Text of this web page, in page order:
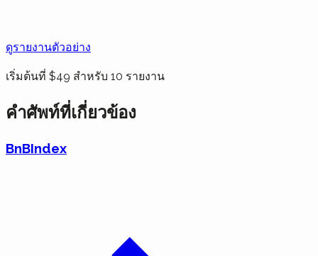
ดูรายงานตัวอย่าง
เริ่มต้นที่ $49 สำหรับ 10 รายงาน
คำศัพท์ที่เกี่ยวข้อง
BnBIndex